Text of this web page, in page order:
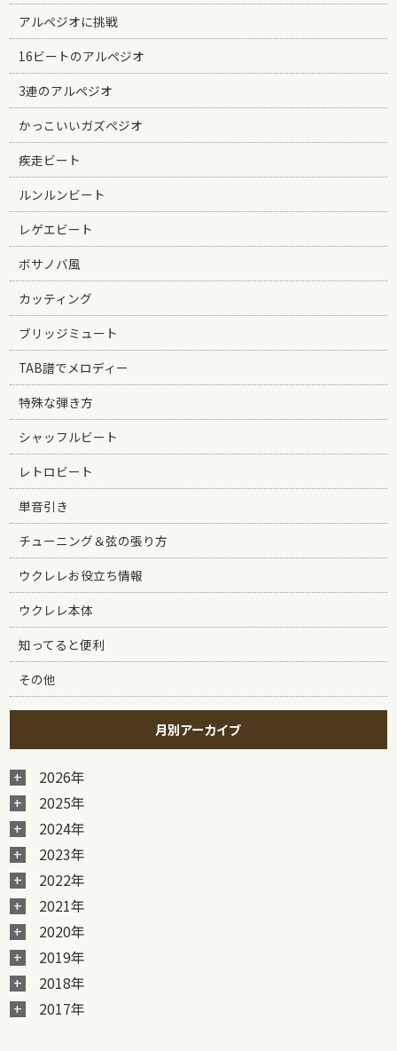
アルペジオに挑戦
16ビートのアルペジオ
3連のアルペジオ
かっこいいガズペジオ
疾走ビート
ルンルンビート
レゲエビート
ボサノバ風
カッティング
ブリッジミュート
TAB譜でメロディー
特殊な弾き方
シャッフルビート
レトロビート
単音引き
チューニング＆弦の張り方
ウクレレお役立ち情報
ウクレレ本体
知ってると便利
その他
月別アーカイブ
2026年
2025年
2024年
2023年
2022年
2021年
2020年
2019年
2018年
2017年